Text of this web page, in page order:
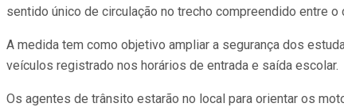
sentido único de circulação no trecho compreendido entre
A medida tem como objetivo ampliar a segurança dos
veículos registrado nos horários de entrada e saída escolar.
Os agentes de trânsito estarão no local para orientar os